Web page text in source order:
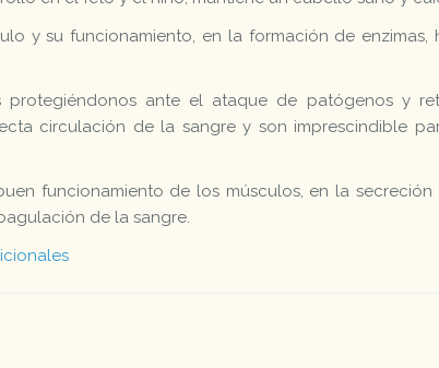
y su funcionamiento, en la formación de enzimas,
ante el ataque de patógenos y
circulación de la sangre y son imprescindible
funcionamiento de los músculos, en la
de la sangre.